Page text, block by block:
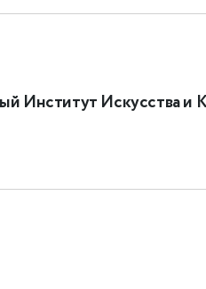
Институт Искусства и